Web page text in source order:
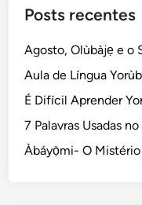
Posts recentes
Agosto, Olùbàjẹ e o
Aula de Língua
É Difícil Aprender
7 Palavras Usadas
Àbáyọ̀mi- O Mistério